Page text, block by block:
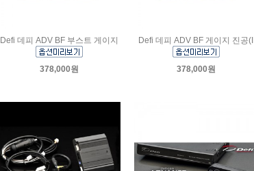
Defi 데피 ADV BF 부스트 게이지
378,000원
Defi 데피 ADV BF 게이지 진공(I
378,000원